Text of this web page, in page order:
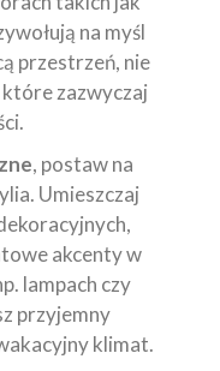
na myśl
przestrzeń, nie
zazwyczaj
, postaw na
Umieszczaj
akcenty w
lampach czy
przyjemny
klimat.